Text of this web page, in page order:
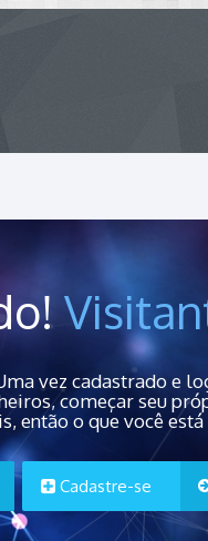
vez cadastrado e
começar seu
então o que você está
Cadastre-se